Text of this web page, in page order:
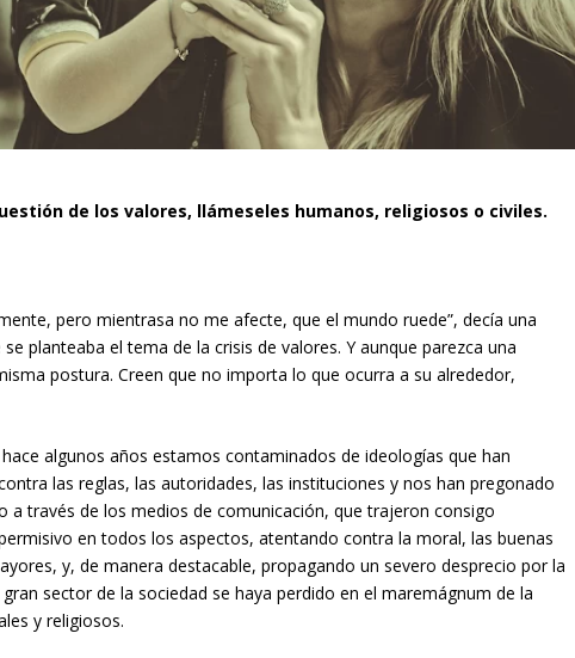
de los valores, llámeseles humanos, religiosos o civiles.
pero mientrasa no me afecte, que el mundo ruede”, decía una
planteaba el tema de la crisis de valores. Y aunque parezca una
postura. Creen que no importa lo que ocurra a su alrededor,
algunos años estamos contaminados de ideologías que han
las reglas, las autoridades, las instituciones y nos han pregonado
a través de los medios de comunicación, que trajeron consigo
en todos los aspectos, atentando contra la moral, las buenas
y, de manera destacable, propagando un severo desprecio por la
sector de la sociedad se haya perdido en el maremágnum de la
y religiosos.